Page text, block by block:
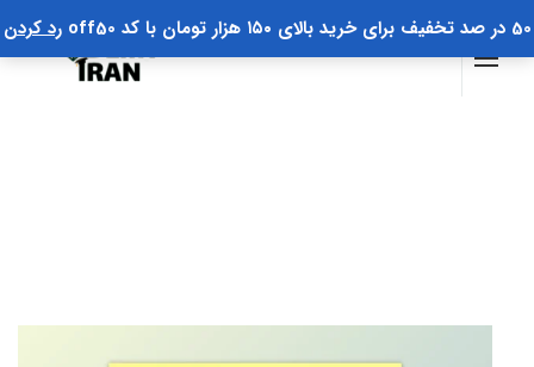
50 در صد تخفیف برای خرید بالای ۱۵۰ هزار تومان با کد off50 رد کردن